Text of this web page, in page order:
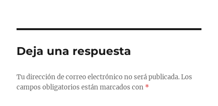
Deja una respuesta
Tu dirección de correo electrónico no será publicada. Los
campos obligatorios están marcados con *